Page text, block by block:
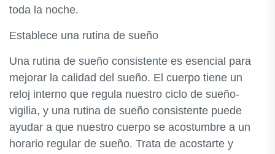
toda la noche.
Establece una rutina de sueño
Una rutina de sueño consistente es esencial para
mejorar la calidad del sueño. El cuerpo tiene un
reloj interno que regula nuestro ciclo de sueño-
vigilia, y una rutina de sueño consistente puede
ayudar a que nuestro cuerpo se acostumbre a un
horario regular de sueño. Trata de acostarte y